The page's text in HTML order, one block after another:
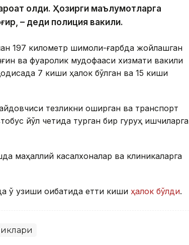
олди. Ҳозирги маълумотларга
– деди полиция вакили.
197 километр шимоли-ғарбда жойлашган
ва фуқаролик мудофааси хизмати вакили
7 киши ҳалок бўлган ва 15 киши
тезликни оширган ва транспорт
йўл четида турган бир гуруҳ ишчиларга
маҳаллий касалхоналар ва клиникаларга
ўқ узиши оқибатида етти киши ҳалок бўлди.